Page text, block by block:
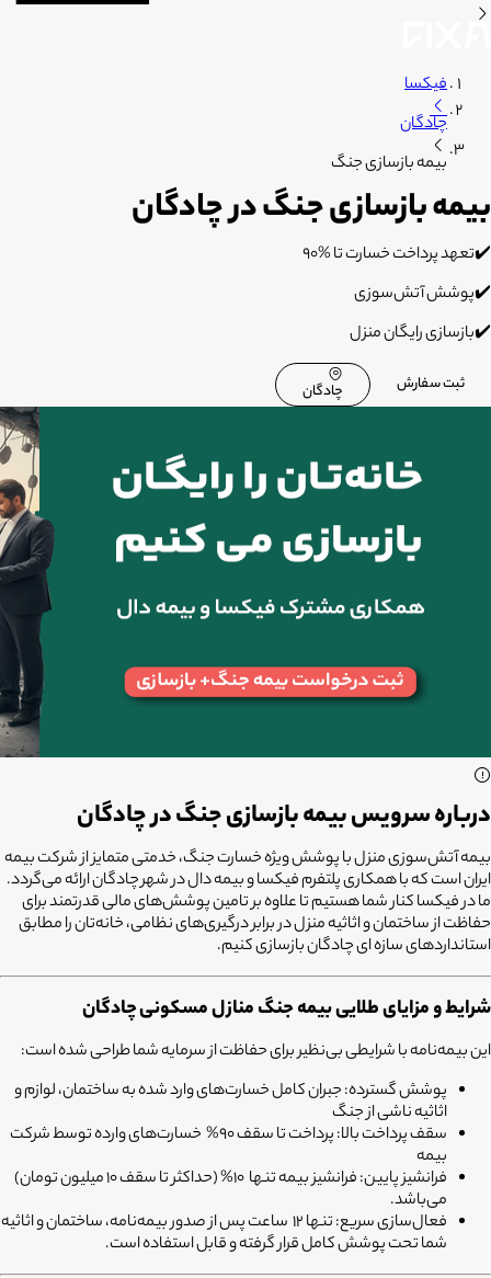
فیکسا
چادگان
بیمه بازسازی جنگ
بیمه بازسازی جنگ در چادگان
✔️تعهد پرداخت خسارت تا %۹۰
✔️پوشش آتش‌سوزی
✔️بازسازی رایگان منزل
ثبت سفارش چادگان
درباره سرویس بیمه بازسازی جنگ در چادگان
بیمه آتش‌سوزی منزل با پوشش ویژه خسارت جنگ، خدمتی متمایز از شرکت بیمه
ایران است که با همکاری پلتفرمفیکساوبیمه دالدر شهرچادگان ارائه می‌گردد.
ما در فیکسا کنار شما هستیم تا علاوه بر تامین پوشش‌های مالی قدرتمند برای
حفاظت از ساختمان و اثاثیه منزل در برابر درگیری‌های نظامی، خانه‌تان را مطابق
استانداردهای سازه ای چادگان بازسازی کنیم.
شرایط و مزایای طلایی بیمه جنگ منازل مسکونیچادگان
این بیمه‌نامه با شرایطی بی‌نظیر برای حفاظت از سرمایه شما طراحی شده است:
پوشش گسترده:جبران کامل خسارت‌های وارد شده به ساختمان، لوازم و
اثاثیه ناشی از جنگ
سقف پرداخت بالا:
پرداخت تا سقف 90% خسارت‌های وارده توسط شرکت
بیمه
فرانشیز پایین:
فرانشیز بیمه تنها 10% (حداکثر تا سقف 10 میلیون تومان)
می‌باشد.
فعال‌سازی سریع:
تنها 12 ساعت پس از صدور بیمه‌نامه، ساختمان و اثاثیه
شما تحت پوشش کامل قرار گرفته و قابل استفاده است.